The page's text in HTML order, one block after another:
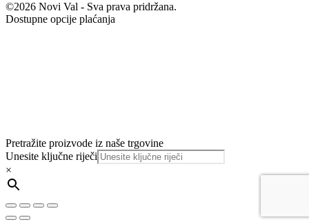
©2026 Novi Val - Sva prava pridržana.
Dostupne opcije plaćanja
Pretražite proizvode iz naše trgovine
Unesite ključne riječi
×